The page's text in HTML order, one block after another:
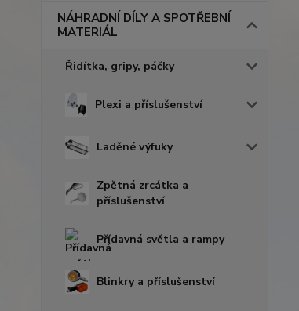
NÁHRADNÍ DÍLY A SPOTŘEBNÍ
MATERIÁL
Řidítka, gripy, páčky
Plexi a příslušenství
Laděné výfuky
Zpětná zrcátka a
příslušenství
Přídavná světla a rampy
Blinkry a příslušenství